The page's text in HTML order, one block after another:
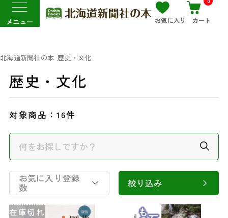
メニュー お気に入り カート
北海道新聞社の本 歴史・文化
歴史・文化
対象商品：16件
お気に入り登録
数 絞り込み
在庫切れ